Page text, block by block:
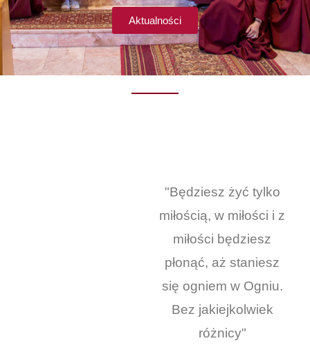
Aktualności
"Będziesz żyć tylko
miłością, w miłości i z
miłości będziesz
płonąć, aż staniesz
się ogniem w Ogniu.
Bez jakiejkolwiek
różnicy"